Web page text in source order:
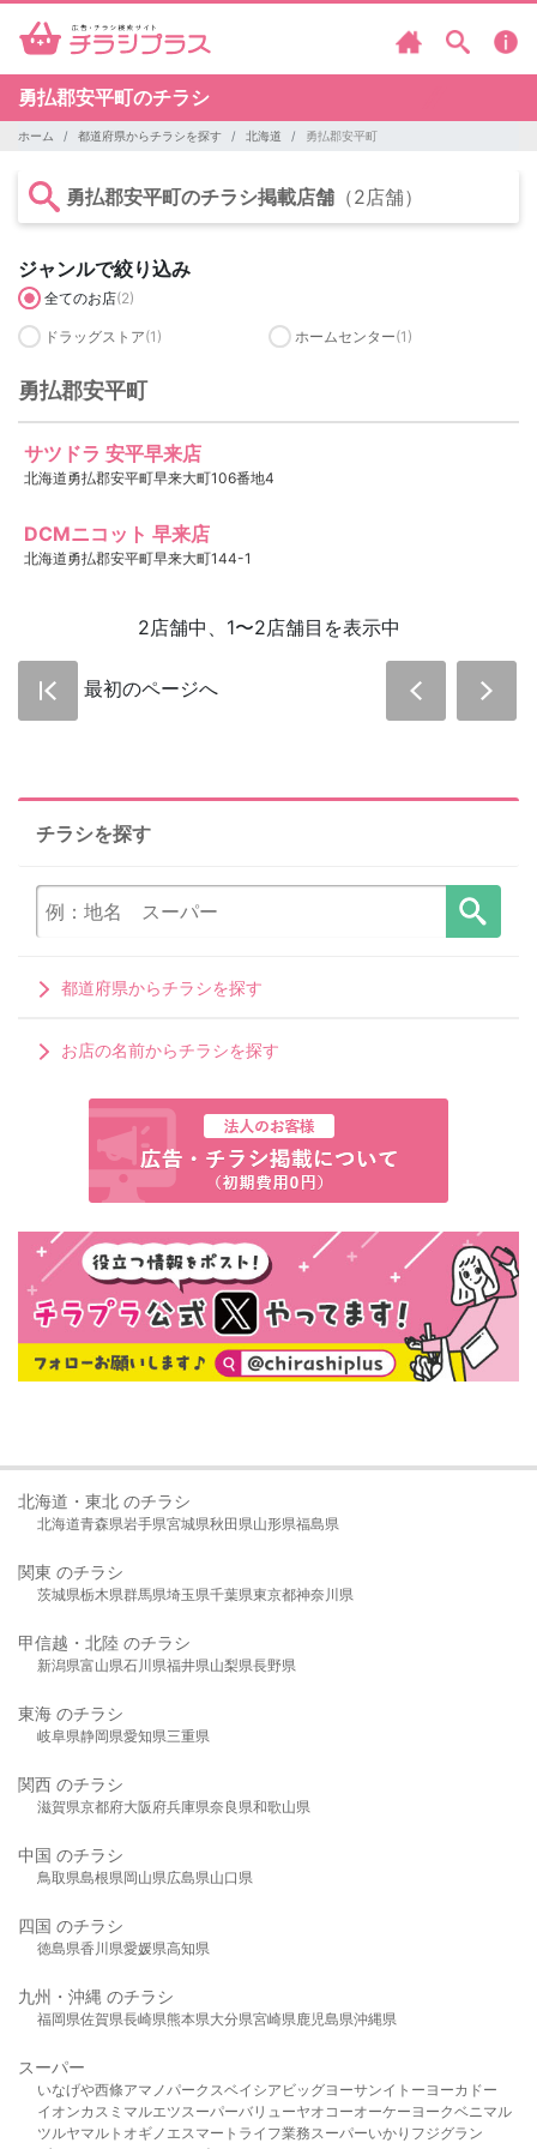
勇払郡安平町のチラシ
ホーム 都道府県からチラシを探す 北海道 勇払郡安平町
勇払郡安平町のチラシ掲載店舗 （2店舗）
ジャンルで絞り込み
全てのお店(2)
ドラッグストア(1) ホームセンター(1)
勇払郡安平町
サツドラ 安平早来店
北海道勇払郡安平町早来大町106番地4
DCMニコット 早来店
北海道勇払郡安平町早来大町144-1
2店舗中、1〜2店舗目を表示中
最初のページへ
チラシを探す
都道府県からチラシを探す
お店の名前からチラシを探す
北海道・東北 のチラシ
北海道青森県岩手県宮城県秋田県山形県福島県
関東 のチラシ
茨城県栃木県群馬県埼玉県千葉県東京都神奈川県
甲信越・北陸 のチラシ
新潟県富山県石川県福井県山梨県長野県
東海 のチラシ
岐阜県静岡県愛知県三重県
関西 のチラシ
滋賀県京都府大阪府兵庫県奈良県和歌山県
中国 のチラシ
鳥取県島根県岡山県広島県山口県
四国 のチラシ
徳島県香川県愛媛県高知県
九州・沖縄 のチラシ
福岡県佐賀県長崎県熊本県大分県宮崎県鹿児島県沖縄県
スーパー
いなげや西條アマノパークスベイシア ビッグヨーサンイトーヨーカドー
イオンカスミ マルエツスーパーバリューヤオコーオーケー ヨークベニマル
ツルヤマルト オギノ エスマート ライフ業務スーパーいかり フジグラン